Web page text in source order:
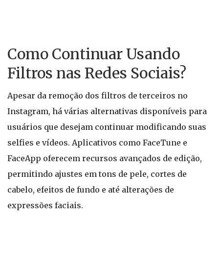
Como Continuar Usando
Filtros nas Redes Sociais?
Apesar da remoção dos filtros de terceiros no
Instagram, há várias alternativas disponíveis para
usuários que desejam continuar modificando suas
selfies e vídeos. Aplicativos como FaceTune e
FaceApp oferecem recursos avançados de edição,
permitindo ajustes em tons de pele, cortes de
cabelo, efeitos de fundo e até alterações de
expressões faciais.